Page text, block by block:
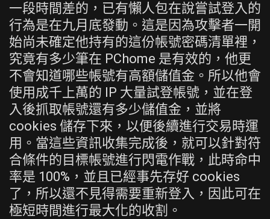
一段時間差的，已有懶人包在說嘗試登入的
行為是在九月底發動。這是因為攻擊者一開
始尚未確定他持有的這份帳號密碼清單裡，
究竟有多少筆在 PChome 是有效的，他更
不會知道哪些帳號有高額儲值金。所以他會
使用成千上萬的 IP 大量試登帳號，並在登
入後抓取帳號還有多少儲值金，並將
cookies 儲存下來，以便後續進行交易時運
用。當這些資訊收集完成後，就可以針對符
合條件的目標帳號進行閃電作戰，此時命中
率是 100%，並且已經事先存好 cookies
了，所以還不見得需要重新登入，因此可在
極短時間進行最大化的收割。